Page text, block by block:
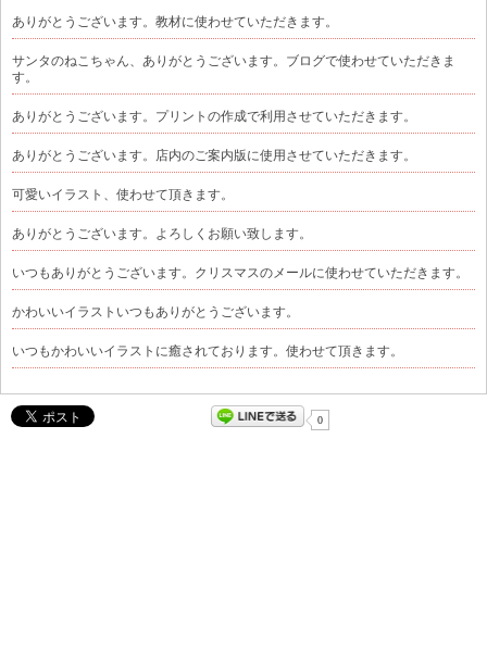
ありがとうございます。教材に使わせていただきます。
サンタのねこちゃん、ありがとうございます。ブログで使わせていただきま
す。
ありがとうございます。プリントの作成で利用させていただきます。
ありがとうございます。店内のご案内版に使用させていただきます。
可愛いイラスト、使わせて頂きます。
ありがとうございます。よろしくお願い致します。
いつもありがとうございます。クリスマスのメールに使わせていただきます。
かわいいイラストいつもありがとうございます。
いつもかわいいイラストに癒されております。使わせて頂きます。
0